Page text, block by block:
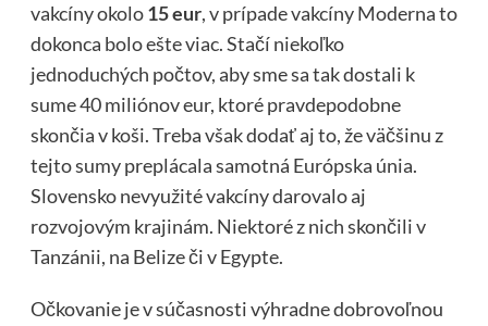
vakcíny okolo15 eur, v prípade vakcíny Moderna to
dokonca bolo ešte viac. Stačí niekoľko
jednoduchých počtov, aby sme sa tak dostali k
sume 40 miliónov eur, ktoré pravdepodobne
skončia v koši. Treba však dodať aj to, že väčšinu z
tejto sumy preplácala samotná Európska únia.
Slovensko nevyužité vakcíny darovalo aj
rozvojovým krajinám. Niektoré z nich skončili v
Tanzánii, na Belize či v Egypte.
Očkovanie je v súčasnosti výhradne dobrovoľnou